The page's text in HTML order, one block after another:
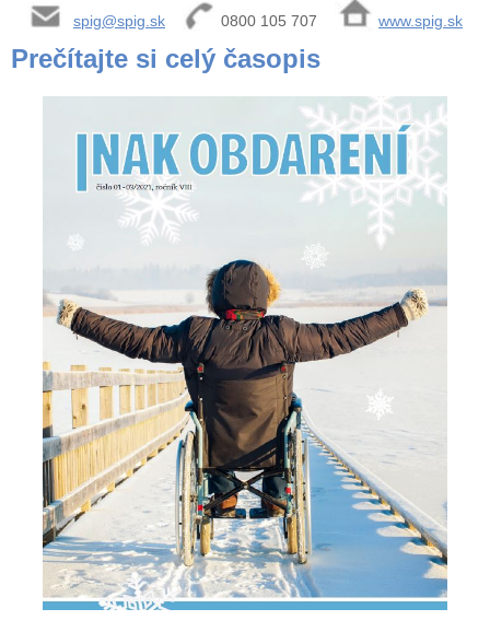
spig@spig.sk 0800 105 707 www.spig.sk
Prečítajte si celý časopis